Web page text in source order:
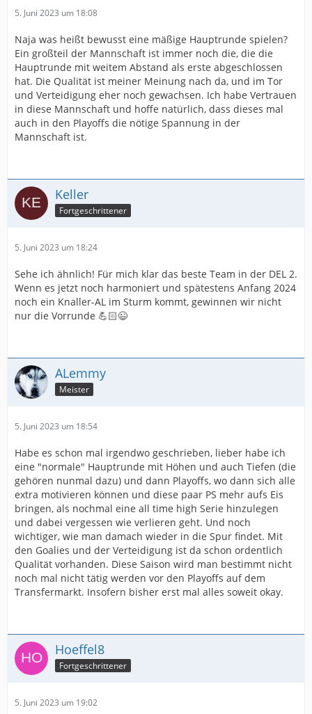
5. Juni 2023 um 18:08
Naja was heißt bewusst eine mäßige Hauptrunde spielen?
Ein großteil der Mannschaft ist immer noch die, die die
Hauptrunde mit weitem Abstand als erste abgeschlossen
hat. Die Qualität ist meiner Meinung nach da, und im Tor
und Verteidigung eher noch gewachsen. Ich habe Vertrauen
in diese Mannschaft und hoffe natürlich, dass dieses mal
auch in den Playoffs die nötige Spannung in der
Mannschaft ist.
Keller
Fortgeschrittener
5. Juni 2023 um 18:24
Sehe ich ähnlich! Für mich klar das beste Team in der DEL 2.
Wenn es jetzt noch harmoniert und spätestens Anfang 2024
noch ein Knaller-AL im Sturm kommt, gewinnen wir nicht
nur die Vorrunde 💪🏻😉
ALemmy
Meister
5. Juni 2023 um 18:54
Habe es schon mal irgendwo geschrieben, lieber habe ich
eine "normale" Hauptrunde mit Höhen und auch Tiefen (die
gehören nunmal dazu) und dann Playoffs, wo dann sich alle
extra motivieren können und diese paar PS mehr aufs Eis
bringen, als nochmal eine all time high Serie hinzulegen
und dabei vergessen wie verlieren geht. Und noch
wichtiger, wie man damach wieder in die Spur findet. Mit
den Goalies und der Verteidigung ist da schon ordentlich
Qualität vorhanden. Diese Saison wird man bestimmt nicht
noch mal nicht tätig werden vor den Playoffs auf dem
Transfermarkt. Insofern bisher erst mal alles soweit okay.
Hoeffel8
Fortgeschrittener
5. Juni 2023 um 19:02